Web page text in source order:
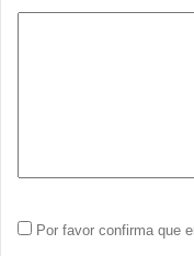
Por favor confirma que